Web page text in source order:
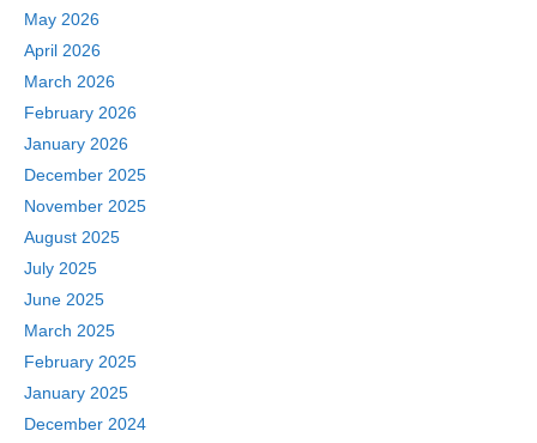
May 2026
April 2026
March 2026
February 2026
January 2026
December 2025
November 2025
August 2025
July 2025
June 2025
March 2025
February 2025
January 2025
December 2024